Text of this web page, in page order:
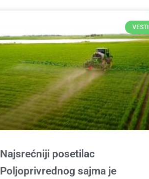
VESTI
Najsrećniji posetilac
Poljoprivrednog sajma je